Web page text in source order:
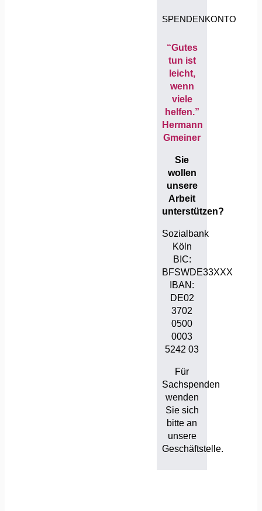
SPENDENKONTO
“Gutes
tun ist
leicht,
wenn
viele
helfen.”
Hermann
Gmeiner
Sie
wollen
unsere
Arbeit
unterstützen?
Sozialbank
Köln
BIC:
BFSWDE33XXX
IBAN:
DE02
3702
0500
0003
5242 03
Für
Sachspenden
wenden
Sie sich
bitte an
unsere
Geschäftstelle.